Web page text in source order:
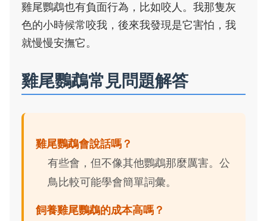
雞尾鸚鵡也有負面行為，比如咬人。我那隻灰
色的小時候常咬我，後來我發現是它害怕，我
就慢慢安撫它。
雞尾鸚鵡常見問題解答
雞尾鸚鵡會說話嗎？
有些會，但不像其他鸚鵡那麼厲害。公
鳥比較可能學會簡單詞彙。
飼養雞尾鸚鵡的成本高嗎？